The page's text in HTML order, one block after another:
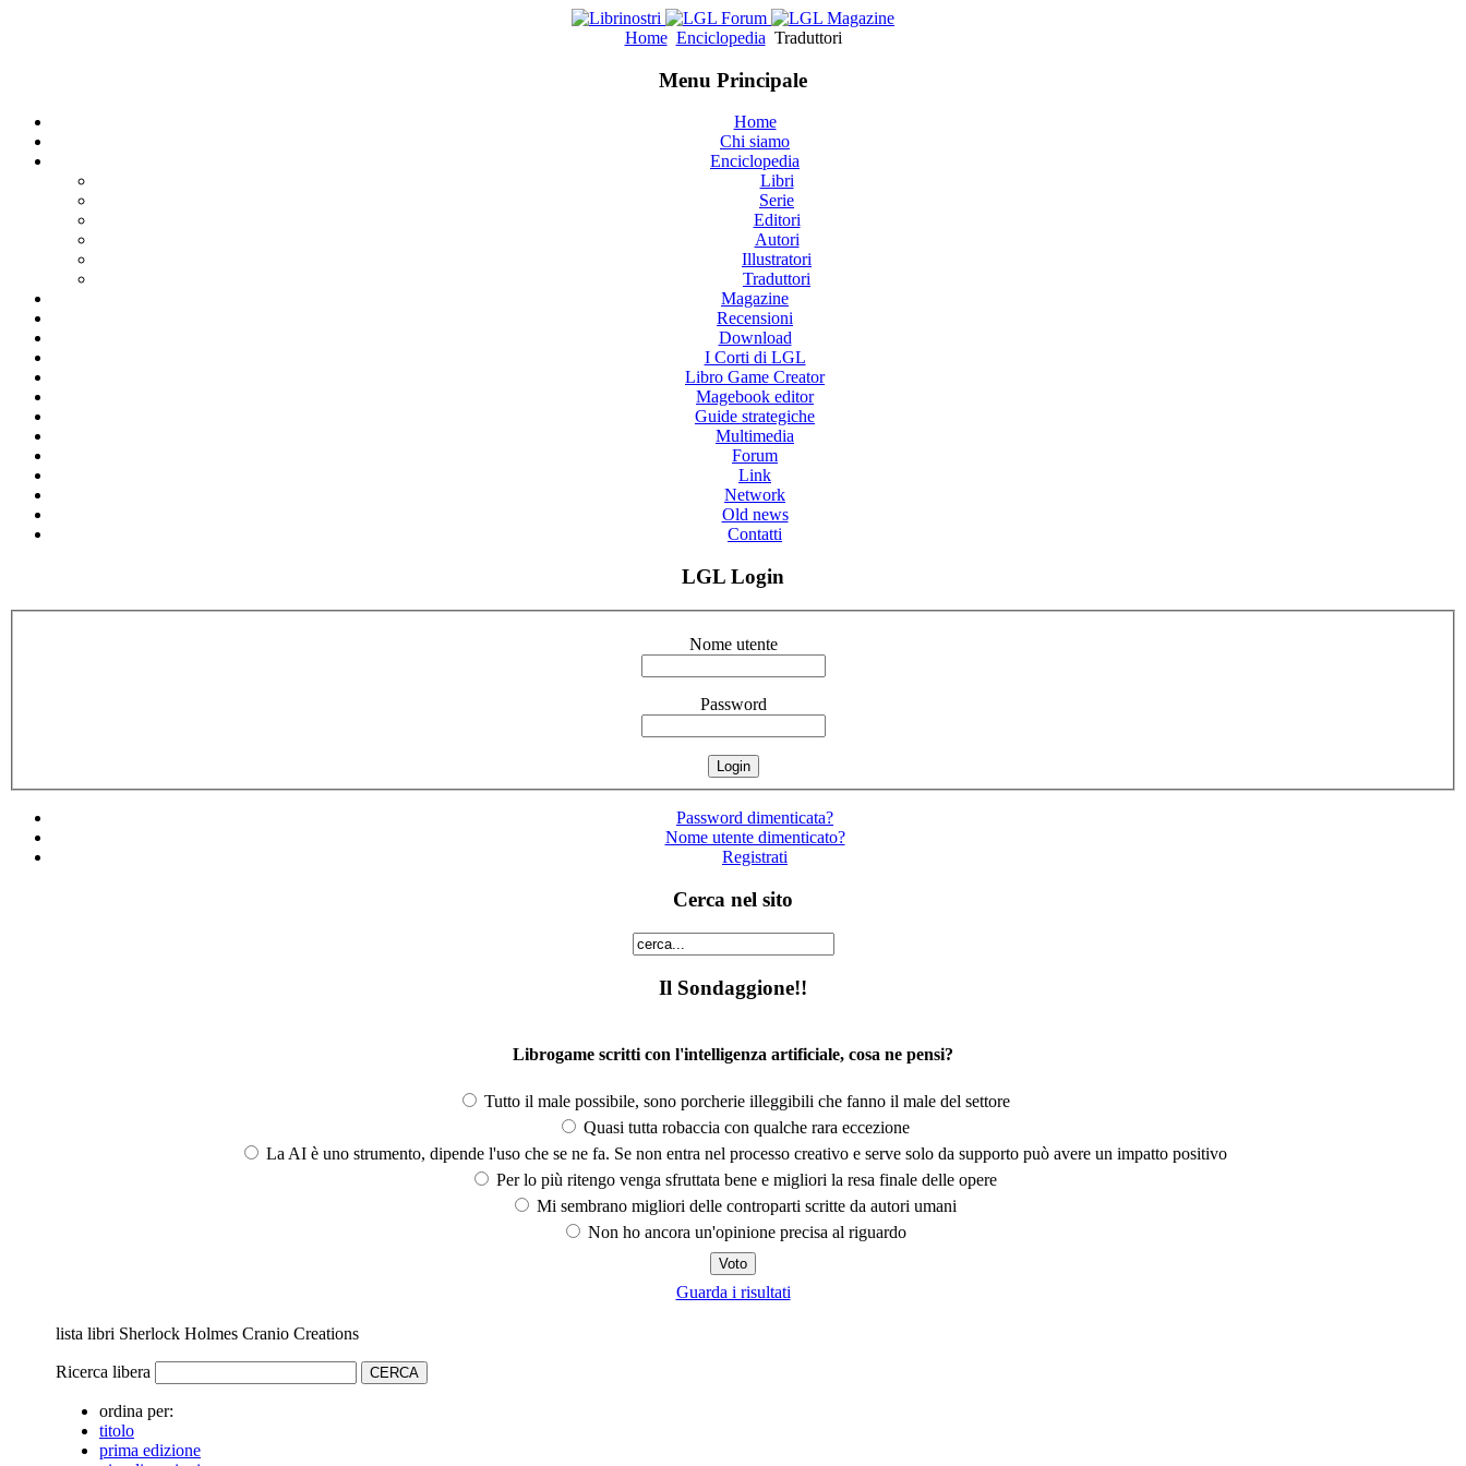
Home Enciclopedia Traduttori
Menu Principale
Home
Chi siamo
Enciclopedia
Libri
Serie
Editori
Autori
Illustratori
Traduttori
Magazine
Recensioni
Download
I Corti di LGL
Libro Game Creator
Magebook editor
Guide strategiche
Multimedia
Forum
Link
Network
Old news
Contatti
LGL Login
Nome utente
Password
Password dimenticata?
Nome utente dimenticato?
Registrati
Cerca nel sito
Il Sondaggione!!
Librogame scritti con l'intelligenza artificiale, cosa ne pensi?
Tutto il male possibile, sono porcherie illeggibili che fanno il male del settore
Quasi tutta robaccia con qualche rara eccezione
La AI è uno strumento, dipende l'uso che se ne fa. Se non entra nel processo creativo e serve solo da supporto può avere un impatto positivo
Per lo più ritengo venga sfruttata bene e migliori la resa finale delle opere
Mi sembrano migliori delle controparti scritte da autori umani
Non ho ancora un'opinione precisa al riguardo
Guarda i risultati
lista libri Sherlock Holmes Cranio Creations
Ricerca libera
ordina per:
titolo
prima edizione